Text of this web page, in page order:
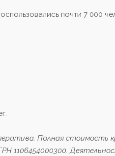
почти 7 000
Полная стоимость
1106454000300.